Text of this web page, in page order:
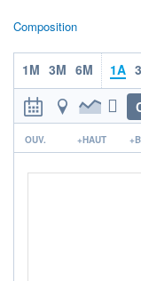
CATÉGORIE
Actions
Rendement
FONDS
TARIFS
ÉLIGIBILITÉ
Composition
1M 3M 6M 1A
r
OUV. +HAUT